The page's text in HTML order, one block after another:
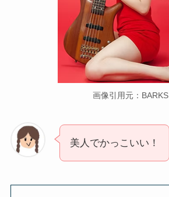
画像引用元：BARKS
美人でかっこいい！